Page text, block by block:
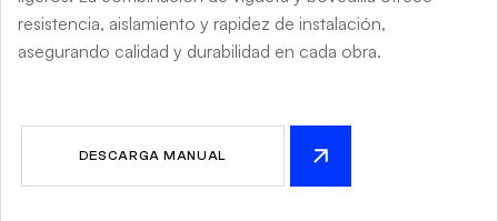
resistencia, aislamiento y rapidez de instalación,
asegurando calidad y durabilidad en cada obra.
DESCARGA MANUAL